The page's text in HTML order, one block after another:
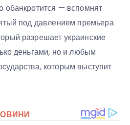
обанкротится — вспомнят
под давлением премьера
разрешает украинские
деньгами, но и любым
которым выступит